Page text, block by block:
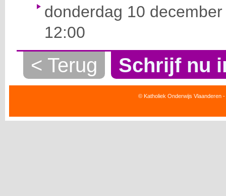
donderdag 10
12:00
< Terug Schrijf nu
© Katholiek Onderwijs Vlaanderen